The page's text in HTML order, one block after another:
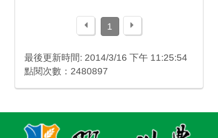
上一頁1 下一頁
最後更新時間: 2014/3/16 下午 11:25:54
點閱次數：2480897